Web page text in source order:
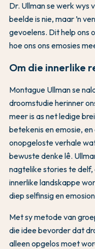
Dr. Ullman se werk wys
beelde is nie, maar ’n
gevoelens. Dit help ons
hoe ons ons emosies
Om die innerlike
Montague Ullman se
droomstudie herinner
meer is as net ledige
betekenis en emosie,
onopgeloste verhale
bewuste denke lê.
nagtelike stories te delf,
innerlike landskappe
diep selfinsig en
Met sy metode van
die idee bevorder dat
alleen opgelos moet